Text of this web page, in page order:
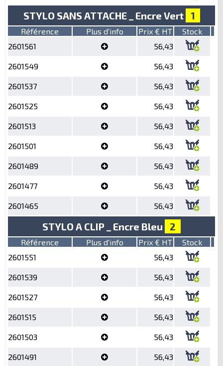
STYLO SANS ATTACHE _ Encre Vert 1
Référence Plus d'info Prix € HT
Stock
2601561
56,43
2601549 56,43
2601537 56,43
2601525 56,43
2601513 56,43
2601501 56,43
2601489 56,43
2601477 56,43
2601465 56,43
STYLO A CLIP _ Encre Bleu 2
Référence Plus d'info Prix € HT
Stock
2601551
56,43
2601539 56,43
2601527 56,43
2601515 56,43
2601503 56,43
2601491 56,43